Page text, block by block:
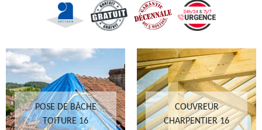
POSE DE BÂCHE
TOITURE 16
COUVREUR
CHARPENTIER 16